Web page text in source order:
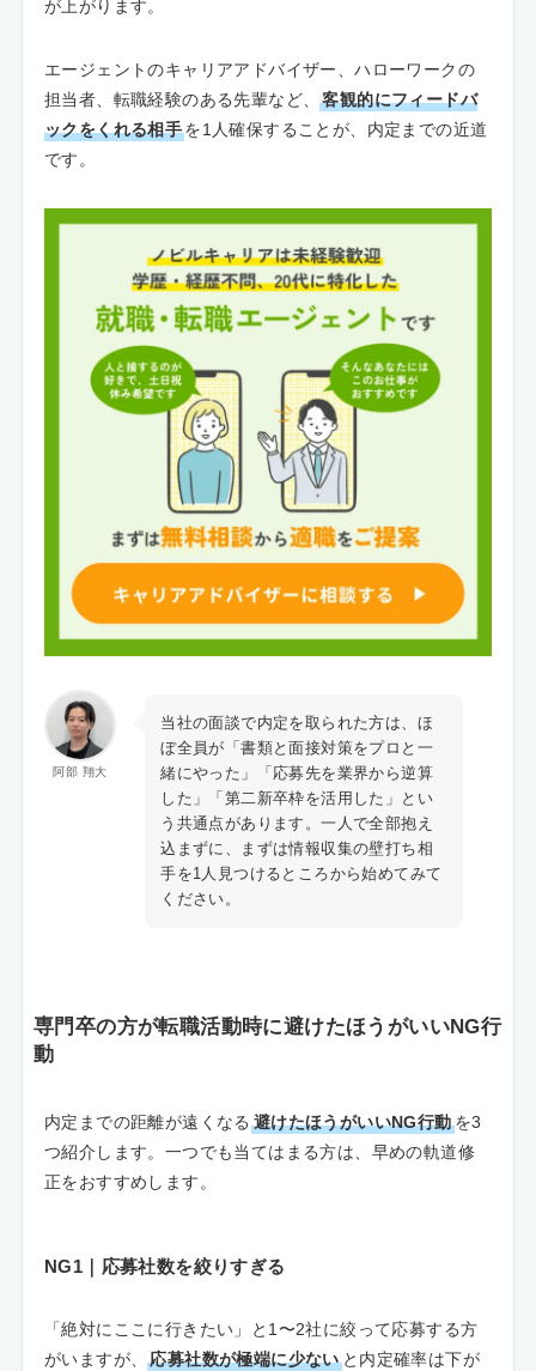
が上がります。
エージェントのキャリアアドバイザー、ハローワークの
担当者、転職経験のある先輩など、客観的にフィードバ
ックをくれる相手を1人確保することが、内定までの近道
です。
阿部 翔大
当社の面談で内定を取られた方は、ほ
ぼ全員が「書類と面接対策をプロと一
緒にやった」「応募先を業界から逆算
した」「第二新卒枠を活用した」とい
う共通点があります。一人で全部抱え
込まずに、まずは情報収集の壁打ち相
手を1人見つけるところから始めてみて
ください。
専門卒の方が転職活動時に避けたほうがいいNG行
動
内定までの距離が遠くなる 避けたほうがいいNG行動を3
つ紹介します。一つでも当てはまる方は、早めの軌道修
正をおすすめします。
NG1｜応募社数を絞りすぎる
「絶対にここに行きたい」と1〜2社に絞って応募する方
がいますが、応募社数が極端に少ないと内定確率は下が